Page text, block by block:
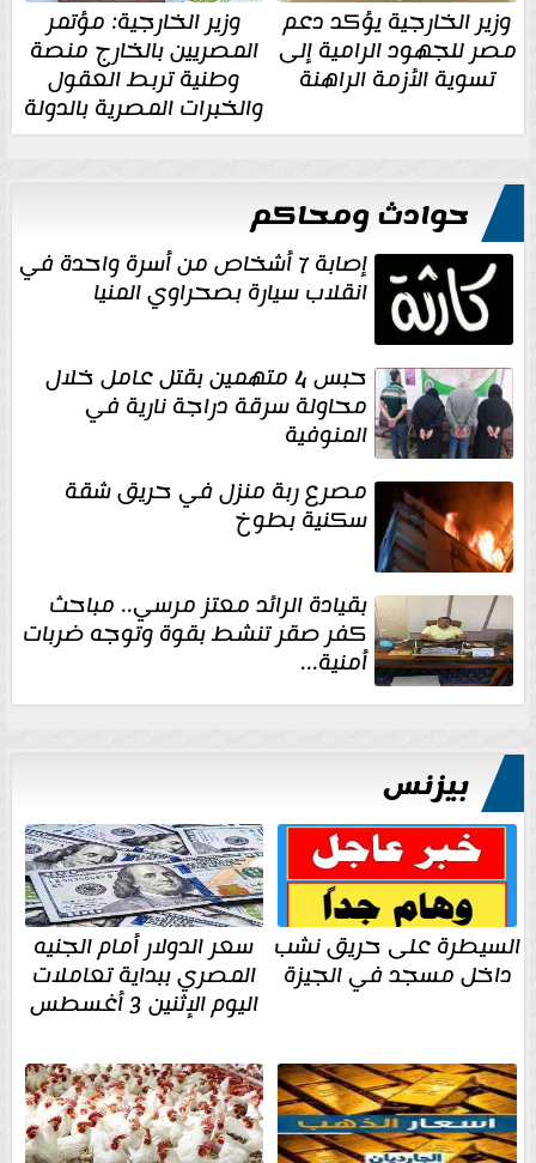
وزير الخارجية يؤكد دعم
مصر للجهود الرامية إلى
تسوية الأزمة الراهنة
وزير الخارجية: مؤتمر
المصريين بالخارج منصة
وطنية تربط العقول
والخبرات المصرية بالدولة
حوادث ومحاكم
إصابة 7 أشخاص من أسرة واحدة في
انقلاب سيارة بصحراوي المنيا
حبس 4 متهمين بقتل عامل خلال
محاولة سرقة دراجة نارية في
المنوفية
مصرع ربة منزل في حريق شقة
سكنية بطوخ
بقيادة الرائد معتز مرسي.. مباحث
كفر صقر تنشط بقوة وتوجه ضربات
أمنية...
بيزنس
السيطرة على حريق نشب
داخل مسجد في الجيزة
سعر الدولار أمام الجنيه
المصري ببداية تعاملات
اليوم الإثنين 3 أغسطس